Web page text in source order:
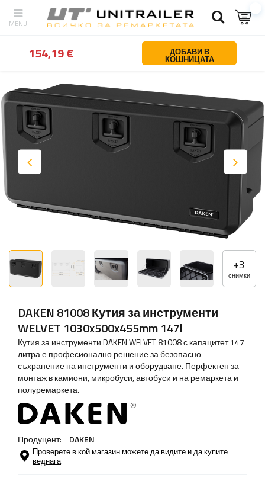
обратно У дома Обезопасяване на товара Кутии за
+3
снимки
DAKEN 81008 Кутия за инструменти
WELVET 1030x500x455mm 147l
Кутия за инструменти DAKEN WELVET 81008 с капацитет 147
литра е професионално решение за безопасно
съхранение на инструменти и оборудване. Перфектен за
монтаж в камиони, микробуси, автобуси и на ремаркета и
полуремаркета.
Продуцент: DAKEN
Проверете в кой магазин можете да видите и да купите
веднага
154,19 € ДОБАВИ В
КОШНИЦАТА